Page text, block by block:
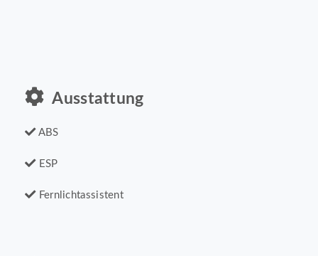
Ausstattung
ABS
ESP
Fernlichtassistent